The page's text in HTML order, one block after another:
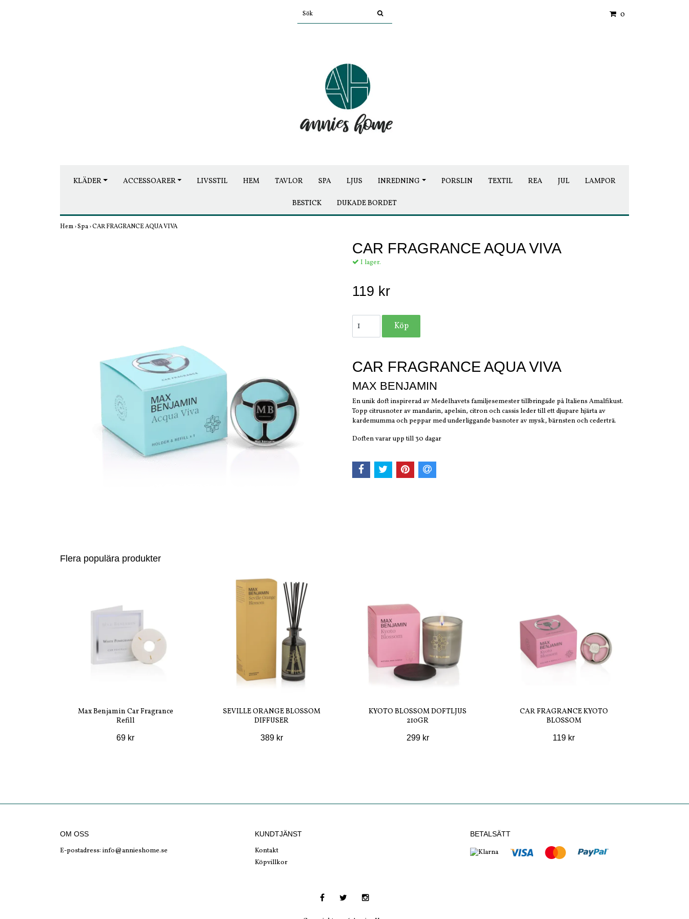
0
KLÄDER ACCESSOARER LIVSSTIL HEM TAVLOR SPA LJUS INREDNING PORSLIN TEXTIL REA JUL LAMPOR
BESTICK DUKADE BORDET
Hem›Spa›CAR FRAGRANCE AQUA VIVA
CAR FRAGRANCE AQUA VIVA
I lager.
119 kr
CAR FRAGRANCE AQUA VIVA
MAX BENJAMIN
En unik doft inspirerad av Medelhavets familjesemester tillbringade på Italiens Amalfikust.
Topp citrusnoter av mandarin, apelsin, citron och cassis leder till ett djupare hjärta av
kardemumma och peppar med underliggande basnoter av mysk, bärnsten och cederträ.
Doften varar upp till 30 dagar
Flera populära produkter
Max Benjamin Car Fragrance
Refill
69 kr
SEVILLE ORANGE BLOSSOM
DIFFUSER
389 kr
KYOTO BLOSSOM DOFTLJUS
210GR
299 kr
CAR FRAGRANCE KYOTO
BLOSSOM
119 kr
OM OSS
E-postadress: info@annieshome.se
KUNDTJÄNST
Kontakt
Köpvillkor
BETALSÄTT